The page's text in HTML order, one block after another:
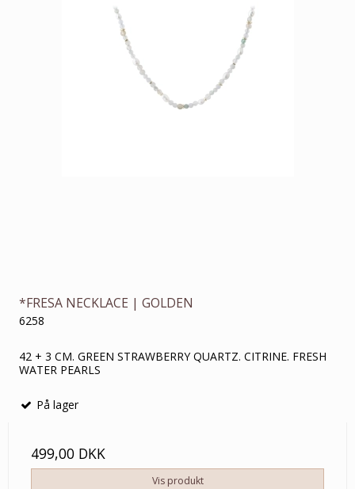
*FRESA NECKLACE | GOLDEN
6258
42 + 3 CM. GREEN STRAWBERRY QUARTZ. CITRINE. FRESH
WATER PEARLS
På lager
499,00 DKK
Vis produkt